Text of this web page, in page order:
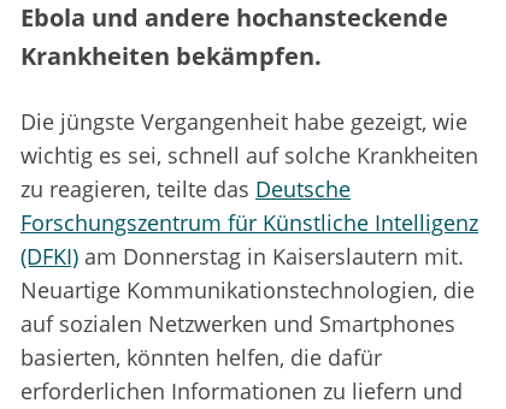
Ebola und andere hochansteckende
Krankheiten bekämpfen.
Die jüngste Vergangenheit habe gezeigt, wie
wichtig es sei, schnell auf solche Krankheiten
zu reagieren, teilte das Deutsche
Forschungszentrum für Künstliche Intelligenz
(DFKI) am Donnerstag in Kaiserslautern mit.
Neuartige Kommunikationstechnologien, die
auf sozialen Netzwerken und Smartphones
basierten, könnten helfen, die dafür
erforderlichen Informationen zu liefern und